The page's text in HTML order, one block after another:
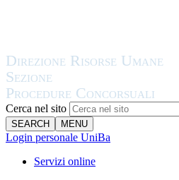
Cerca nel sito
SEARCH MENU
Login personale UniBa
Servizi online